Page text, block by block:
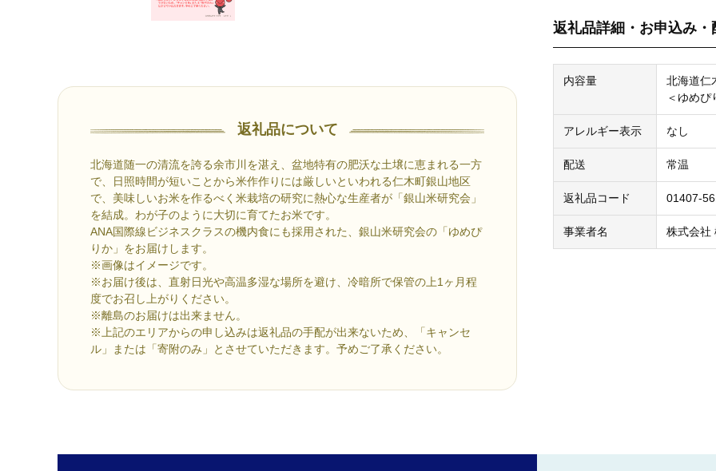
返礼品について
北海道随一の清流を誇る余市川を湛え、盆地特有の肥沃な土壌に恵まれる一方
で、日照時間が短いことから米作作りには厳しいといわれる仁木町銀山地区
で、美味しいお米を作るべく米栽培の研究に熱心な生産者が「銀山米研究会」
を結成。わが子のように大切に育てたお米です。
ANA国際線ビジネスクラスの機内食にも採用された、銀山米研究会の「ゆめぴ
りか」をお届けします。
※画像はイメージです。
※お届け後は、直射日光や高温多湿な場所を避け、冷暗所で保管の上1ヶ月程
度でお召し上がりください。
※離島のお届けは出来ません。
※上記のエリアからの申し込みは返礼品の手配が出来ないため、「キャンセ
ル」または「寄附のみ」とさせていただきます。予めご了承ください。
返礼品詳細・お申込み・
内容量
北海道仁
＜ゆめぴ
アレルギー表示 なし
配送 常温
返礼品コード 01407-
事業者名 株式会社